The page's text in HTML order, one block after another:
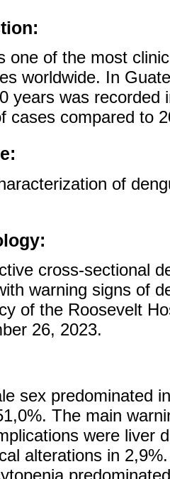
one of the most
worldwide. In
years was recorded
cases compared to
of
cross-sectional
warning signs of
of the Roosevelt
26, 2023.
sex predominated
The main
were liver
alterations in